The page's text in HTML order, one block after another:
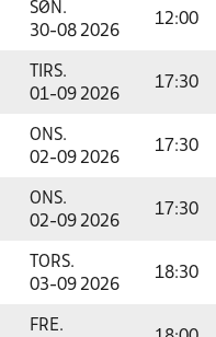
SØN.
30-08 2026
12:00
TIRS.
01-09 2026
17:30
ONS.
02-09 2026
17:30
ONS.
02-09 2026
17:30
TORS.
03-09 2026
18:30
FRE.